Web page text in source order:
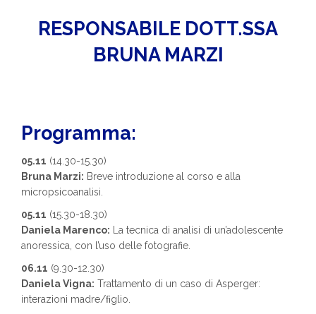
RESPONSABILE DOTT.SSA
BRUNA MARZI
Programma:
05.11 (14.30-15.30)
Bruna Marzi: Breve introduzione al corso e alla
micropsicoanalisi.
05.11 (15.30-18.30)
Daniela Marenco: La tecnica di analisi di un’adolescente
anoressica, con l’uso delle fotografie.
06.11 (9.30-12.30)
Daniela Vigna: Trattamento di un caso di Asperger:
interazioni madre/ﬁglio.